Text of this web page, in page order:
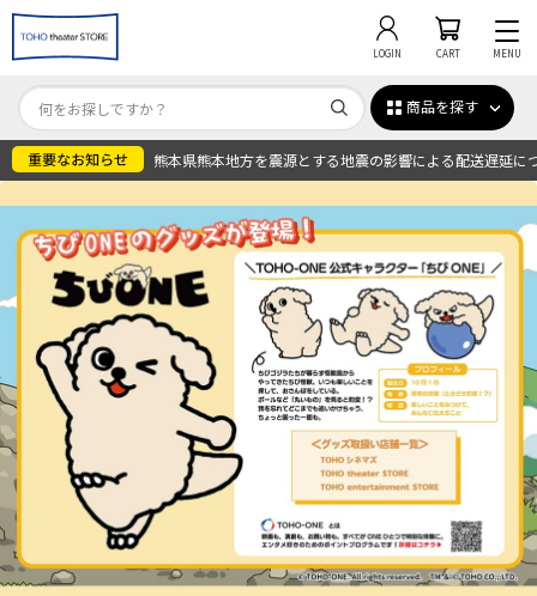
LOGIN CART MENU
商品を探す
熊本県熊本地方を震源とする地震の影響による配送遅延に